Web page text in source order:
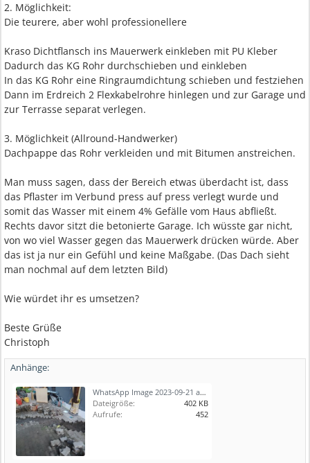
2. Möglichkeit:
Die teurere, aber wohl professionellere
Kraso Dichtflansch ins Mauerwerk einkleben mit PU Kleber
Dadurch das KG Rohr durchschieben und einkleben
In das KG Rohr eine Ringraumdichtung schieben und festziehen
Dann im Erdreich 2 Flexkabelrohre hinlegen und zur Garage und
zur Terrasse separat verlegen.
3. Möglichkeit (Allround-Handwerker)
Dachpappe das Rohr verkleiden und mit Bitumen anstreichen.
Man muss sagen, dass der Bereich etwas überdacht ist, dass
das Pflaster im Verbund press auf press verlegt wurde und
somit das Wasser mit einem 4% Gefälle vom Haus abfließt.
Rechts davor sitzt die betonierte Garage. Ich wüsste gar nicht,
von wo viel Wasser gegen das Mauerwerk drücken würde. Aber
das ist ja nur ein Gefühl und keine Maßgabe. (Das Dach sieht
man nochmal auf dem letzten Bild)
Wie würdet ihr es umsetzen?
Beste Grüße
Christoph
Anhänge:
WhatsApp Image 2023-09-21 at 17.15.19.jpeg
Dateigröße:
402 KB
Aufrufe:
452